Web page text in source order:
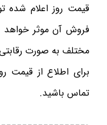
قیمت روز اعلام شده
فروش آن موثر خواهد
مختلف به صورت
برای اطلاع از قیمت
تماس باشید.